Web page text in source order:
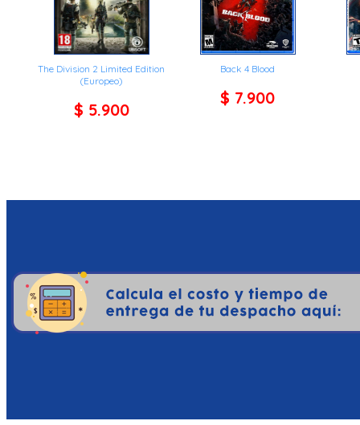
The Division 2 Limited Edition
(Europeo)
$ 5.900
Back 4 Blood
$ 7.900